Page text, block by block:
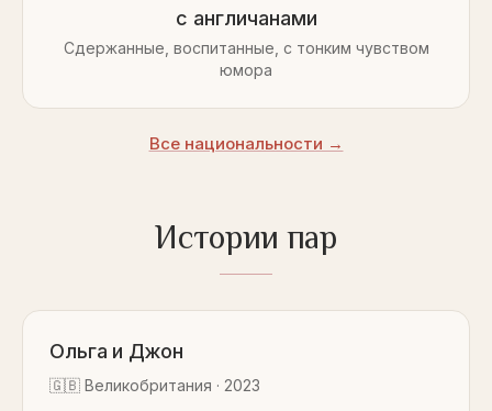
с англичанами
Сдержанные, воспитанные, с тонким чувством
юмора
Все национальности →
Истории пар
Ольга и Джон
🇬🇧 Великобритания · 2023